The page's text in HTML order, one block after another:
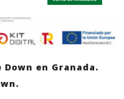
en Granada.